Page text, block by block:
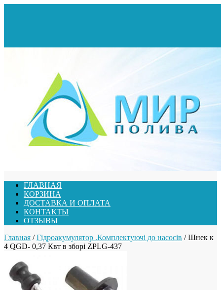
ГЛАВНАЯ
КОРЗИНА
ДОСТАВКА И ОПЛАТА
КОНТАКТЫ
ОТЗЫВЫ
Главная /Гідроакумулятор .Комплектуючі до насосів / Шнек к
4 QGD- 0,37 Квт в зборі ZPLG-437